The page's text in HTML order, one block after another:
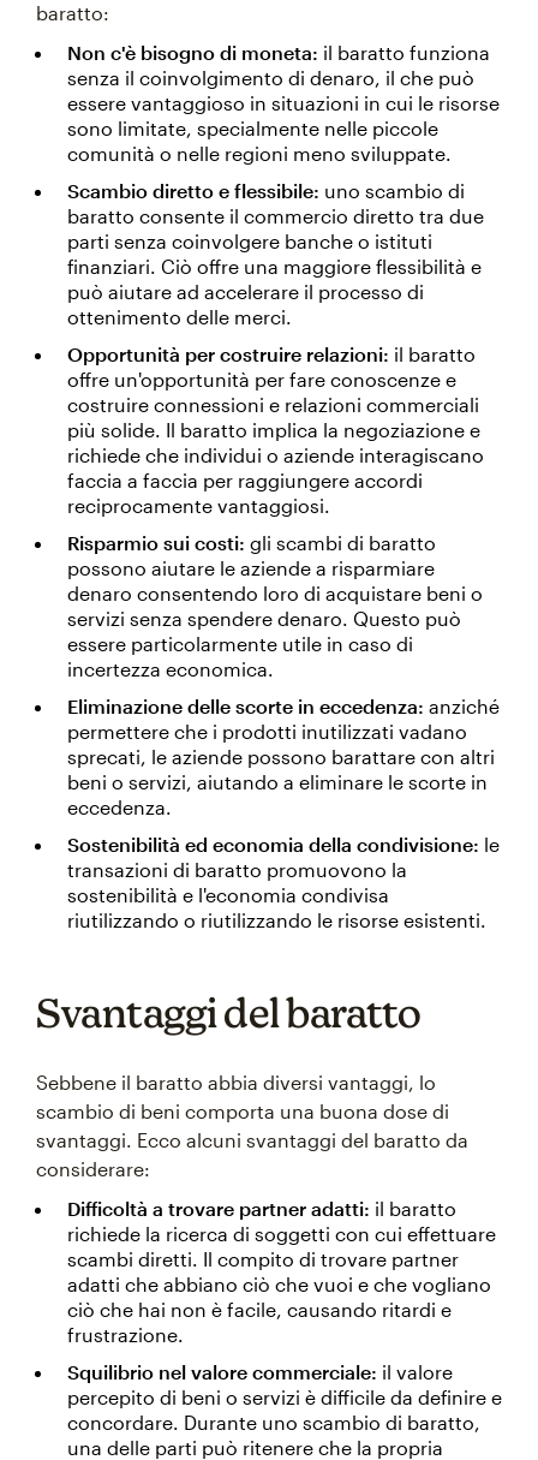
baratto:
Non c'è bisogno di moneta: il baratto funziona
senza il coinvolgimento di denaro, il che può
essere vantaggioso in situazioni in cui le risorse
sono limitate, specialmente nelle piccole
comunità o nelle regioni meno sviluppate.
Scambio diretto e flessibile: uno scambio di
baratto consente il commercio diretto tra due
parti senza coinvolgere banche o istituti
finanziari. Ciò offre una maggiore flessibilità e
può aiutare ad accelerare il processo di
ottenimento delle merci.
Opportunità per costruire relazioni: il baratto
offre un'opportunità per fare conoscenze e
costruire connessioni e relazioni commerciali
più solide. Il baratto implica la negoziazione e
richiede che individui o aziende interagiscano
faccia a faccia per raggiungere accordi
reciprocamente vantaggiosi.
Risparmio sui costi: gli scambi di baratto
possono aiutare le aziende a risparmiare
denaro consentendo loro di acquistare beni o
servizi senza spendere denaro. Questo può
essere particolarmente utile in caso di
incertezza economica.
Eliminazione delle scorte in eccedenza: anziché
permettere che i prodotti inutilizzati vadano
sprecati, le aziende possono barattare con altri
beni o servizi, aiutando a eliminare le scorte in
eccedenza.
Sostenibilità ed economia della condivisione: le
transazioni di baratto promuovono la
sostenibilità e l'economia condivisa
riutilizzando o riutilizzando le risorse esistenti.
Svantaggi del baratto
Sebbene il baratto abbia diversi vantaggi, lo
scambio di beni comporta una buona dose di
svantaggi. Ecco alcuni svantaggi del baratto da
considerare:
Difficoltà a trovare partner adatti: il baratto
richiede la ricerca di soggetti con cui effettuare
scambi diretti. Il compito di trovare partner
adatti che abbiano ciò che vuoi e che vogliano
ciò che hai non è facile, causando ritardi e
frustrazione.
Squilibrio nel valore commerciale: il valore
percepito di beni o servizi è difficile da definire e
concordare. Durante uno scambio di baratto,
una delle parti può ritenere che la propria